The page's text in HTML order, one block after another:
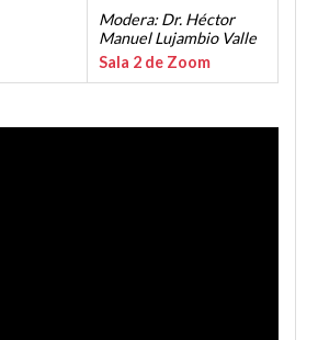
Modera: Dr. Héctor
Manuel Lujambio Valle
Sala 2 de Zoom